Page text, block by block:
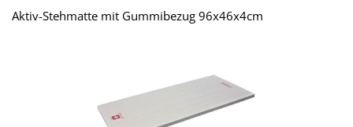
Aktiv-Stehmatte mit Gummibezug 96x46x4cm